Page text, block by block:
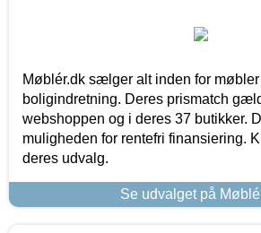
Møblér.dk sælger alt inden for møbler
boligindretning. Deres prismatch
webshoppen og i deres 37 butikker.
muligheden for rentefri finansiering.
deres udvalg.
Se udvalget på